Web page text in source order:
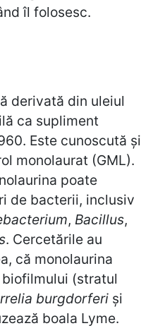
îl folosesc.
derivată din uleiul
ca supliment
Este cunoscută și
monolaurat (GML).
poate
de bacterii, inclusiv
, Bacillus,
. Cercetările au
că monolaurina
(stratul
burgdorferi și
boala Lyme.